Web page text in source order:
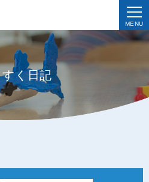
MENU
く日記